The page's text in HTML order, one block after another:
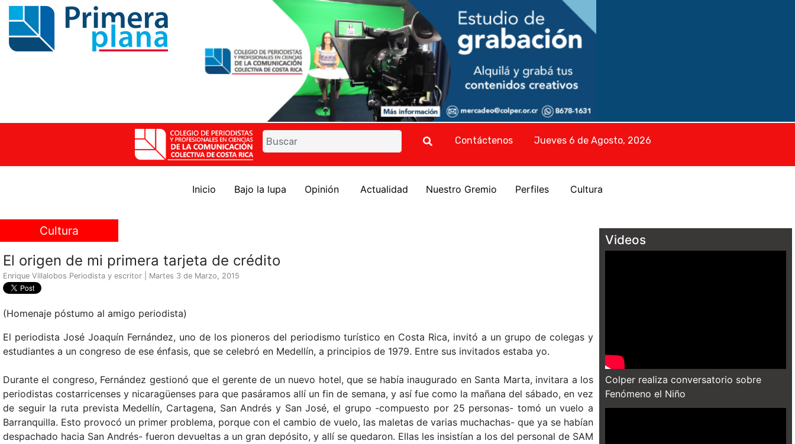
Contáctenos Jueves 6 de Agosto, 2026
Inicio Bajo la lupa Opinión Actualidad Nuestro Gremio Perfiles Cultura
Cultura
El origen de mi primera tarjeta de crédito
Enrique Villalobos Periodista y escritor | Martes 3 de Marzo, 2015
(Homenaje póstumo al amigo periodista)
El periodista José Joaquín Fernández, uno de los pioneros del periodismo turístico en Costa Rica, invitó a un grupo de colegas y
estudiantes a un congreso de ese énfasis, que se celebró en Medellín, a principios de 1979. Entre sus invitados estaba yo.
Durante el congreso, Fernández gestionó que el gerente de un nuevo hotel, que se había inaugurado en Santa Marta, invitara a los
periodistas costarricenses y nicaragüenses para que pasáramos allí un fin de semana, y así fue como la mañana del sábado, en vez
de seguir la ruta prevista Medellín, Cartagena, San Andrés y San José, el grupo -compuesto por 25 personas- tomó un vuelo a
Barranquilla. Esto provocó un primer problema, porque con el cambio de vuelo, las maletas de varias muchachas- que ya se habían
despachado hacia San Andrés- fueron devueltas a un gran depósito, y allí se quedaron. Ellas les insistían a los del personal de SAM
Videos
Colper realiza conversatorio sobre
Fenómeno el Niño